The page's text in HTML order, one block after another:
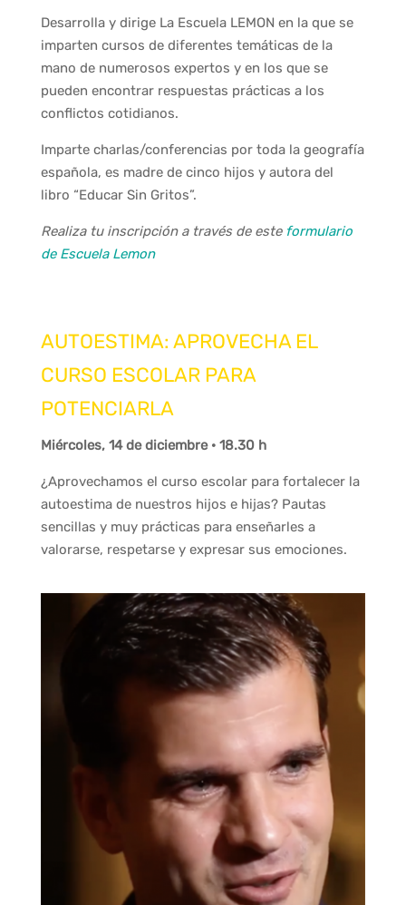
Desarrolla y dirige La Escuela LEMON en la que se
imparten cursos de diferentes temáticas de la
mano de numerosos expertos y en los que se
pueden encontrar respuestas prácticas a los
conflictos cotidianos.
Imparte charlas/conferencias por toda la geografía
española, es madre de cinco hijos y autora del
libro “Educar Sin Gritos”.
Realiza tu inscripción a través de este formulario
de Escuela Lemon
AUTOESTIMA: APROVECHA EL
CURSO ESCOLAR PARA
POTENCIARLA
Miércoles, 14 de diciembre · 18.30 h
¿Aprovechamos el curso escolar para fortalecer la
autoestima de nuestros hijos e hijas? Pautas
sencillas y muy prácticas para enseñarles a
valorarse, respetarse y expresar sus emociones.